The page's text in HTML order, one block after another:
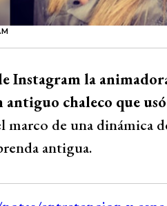
Instagram la
chaleco que
de una dinámica
antigua.